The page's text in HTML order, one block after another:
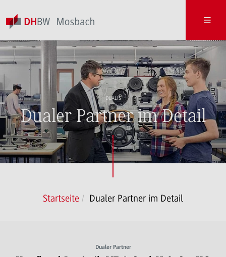
DUALIS
Dualer Partner im Detail
Startseite Dualer Partner im Detail
Dualer Partner